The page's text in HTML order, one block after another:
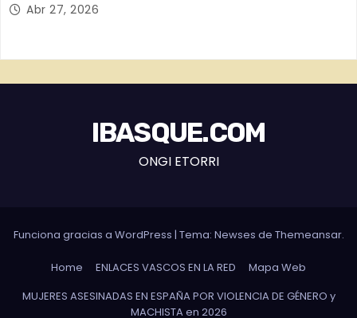
Abr 27, 2026
IBASQUE.COM
ONGI ETORRI
Funciona gracias a WordPress | Tema: Newses de Themeansar.
Home ENLACES VASCOS EN LA RED
Mapa Web
MUJERES ASESINADAS EN ESPAÑA POR VIOLENCIA DE GÉNERO y
MACHISTA en 2026